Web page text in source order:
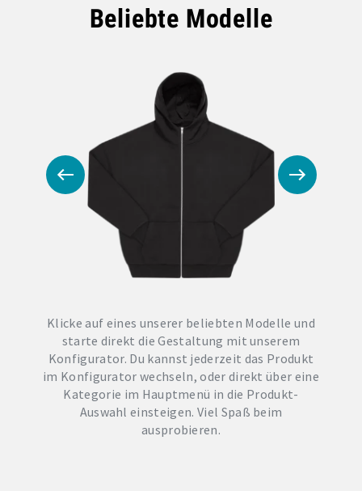
Beliebte Modelle
Klicke auf eines unserer beliebten Modelle und
starte direkt die Gestaltung mit unserem
Konfigurator. Du kannst jederzeit das Produkt
im Konfigurator wechseln, oder direkt über eine
Kategorie im Hauptmenü in die Produkt-
Auswahl einsteigen. Viel Spaß beim
ausprobieren.